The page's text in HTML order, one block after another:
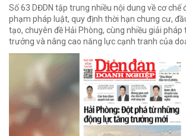
Số 63 DĐDN tập trung nhiều nội dung về cơ chế
phạm pháp luật, quy định thời hạn chung cư,
tạo, chuyên đề Hải Phòng, cùng nhiều giải pháp
trưởng và nâng cao năng lực cạnh tranh của